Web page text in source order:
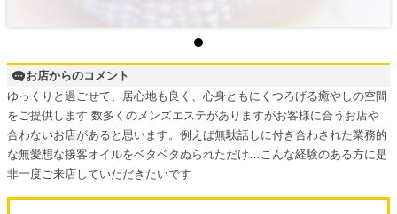
お店からのコメント
ゆっくりと過ごせて、居心地も良く、心身ともにくつろげる癒やしの空間
をご提供します 数多くのメンズエステがありますがお客様に合うお店や
合わないお店があると思います。例えば無駄話しに付き合わされた業務的
な無愛想な接客オイルをベタベタぬられただけ…こんな経験のある方に是
非一度ご来店していただきたいです